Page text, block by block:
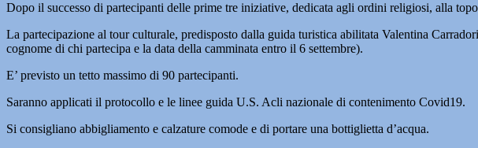
Dopo il successo di partecipanti delle prime tre iniziative, dedicata agli ordini religiosi, alla
La partecipazione al tour culturale, predisposto dalla guida turistica abilitata Valentina
cognome di chi partecipa e la data della camminata entro il 6 settembre).
E’ previsto un tetto massimo di 90 partecipanti.
Saranno applicati il protocollo e le linee guida U.S. Acli nazionale di contenimento Covid19.
Si consigliano abbigliamento e calzature comode e di portare una bottiglietta d’acqua.